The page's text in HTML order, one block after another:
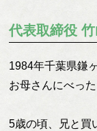
代表取締役
1984年千葉県鎌
お母さんにべっ
5歳の頃、兄と買